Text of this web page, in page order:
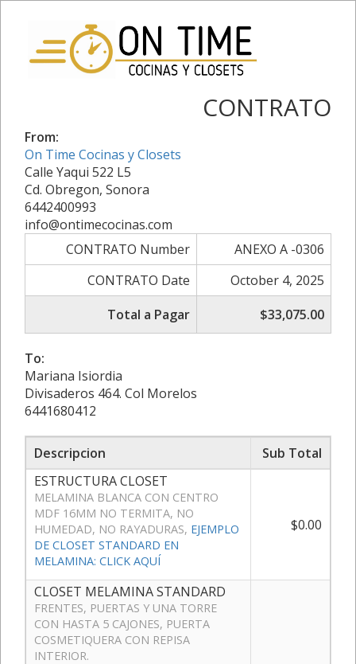
CONTRATO
From:
On Time Cocinas y Closets
Calle Yaqui 522 L5
Cd. Obregon, Sonora
6442400993
info@ontimecocinas.com
CONTRATO Number
ANEXO A -0306
CONTRATO Date
October 4, 2025
Total a Pagar
$33,075.00
To:
Mariana Isiordia
Divisaderos 464. Col Morelos
6441680412
Descripcion
Sub Total
ESTRUCTURA CLOSET
MELAMINA BLANCA CON CENTRO
MDF 16MM NO TERMITA, NO
HUMEDAD, NO RAYADURAS, EJEMPLO
DE CLOSET STANDARD EN
MELAMINA: CLICK AQUÍ
$0.00
CLOSET MELAMINA STANDARD
FRENTES, PUERTAS Y UNA TORRE
CON HASTA 5 CAJONES, PUERTA
COSMETIQUERA CON REPISA
INTERIOR.